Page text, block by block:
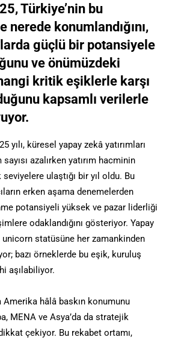
Türkiye’nin bu
nerede konumlandığını,
güçlü bir potansiyele
ve önümüzdeki
kritik eşiklerle karşı
kapsamlı verilerle
yılı, küresel yapay zekâ yatırımları
azalırken yatırım hacminin
ulaştığı bir yıl oldu. Bu
erken aşama denemelerden
potansiyeli yüksek ve pazar liderliği
odaklandığını gösteriyor. Yapay
statüsüne her zamankinden
bazı örneklerde bu eşik, kuruluş
aşılabiliyor.
Amerika hâlâ baskın konumunu
MENA ve Asya’da da stratejik
çekiyor. Bu rekabet ortamı,